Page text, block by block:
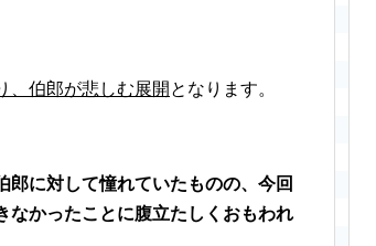
、伯郎が悲しむ展開 となります。
に対して憧れていたものの、今回
なかったことに腹立たしくおもわれ